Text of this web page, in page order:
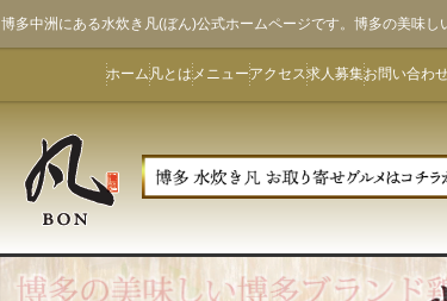
博多中洲にある水炊き凡(ぼん)公式ホームページです。博多の美味
ホーム凡とはメニューアクセス求人募集お問い合わ